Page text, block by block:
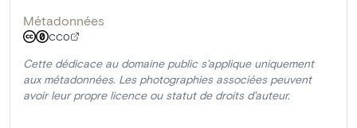
Métadonnées
CC0
Cette dédicace au domaine public s'applique uniquement
aux métadonnées. Les photographies associées peuvent
avoir leur propre licence ou statut de droits d'auteur.